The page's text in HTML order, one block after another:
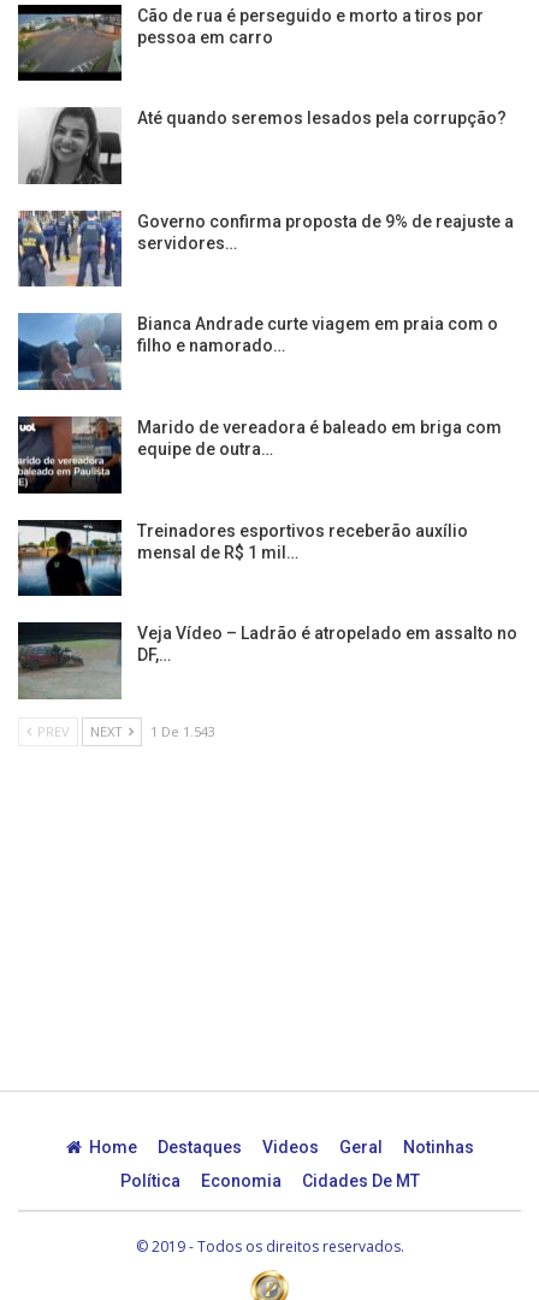
Cão de rua é perseguido e morto a tiros por
pessoa em carro
Até quando seremos lesados pela corrupção?
Governo confirma proposta de 9% de reajuste a
servidores…
Bianca Andrade curte viagem em praia com o
filho e namorado…
Marido de vereadora é baleado em briga com
equipe de outra…
Treinadores esportivos receberão auxílio
mensal de R$ 1 mil…
Veja Vídeo – Ladrão é atropelado em assalto no
DF,…
PREV NEXT 1 De 1.543
Home Destaques Videos Geral
Notinhas
Política
Economia Cidades De MT
© 2019 - Todos os direitos reservados.